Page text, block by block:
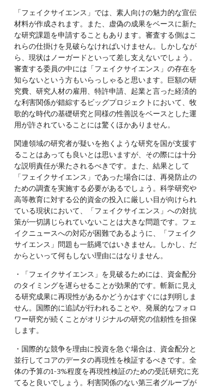
「フェイクサイエンス」では、素人向けの魅力的な宣伝
材料が作成されます。また、虚偽の成果をベースに新た
な研究課題を申請することもあります。審査する側はこ
れらの仕掛けを見破らなければいけません。しかしなが
ら、現状はノーガードといって差し支えないでしょう。
審査する委員の中には「フェイクサイエンス」の存在を
知らないという方もいらっしゃると思います。巨額の研
究費、研究人材の雇用、特許申請、起業と言った経済的
な利害関係が錯綜するビッグプロジェクトにおいて、牧
歌的な時代の基礎研究と同様の性善説をベースとした運
用が許されていることには驚くほかありません。
関連領域の研究者が疑いを抱くような研究を国が支援す
ることはあっても良いとは思いますが、その際には十分
な説明責任が果たされるべきです。また、結果として
「フェイクサイエンス」であった場合には、再発防止の
ための調査を実施する必要があるでしょう。科学研究や
高等教育に対する公的資金の投入に厳しい目が向けられ
ている現状において、「フェイクサイエンス」への対抗
策が一切講じられていないことは大きな問題です。フェ
イクニュースへの対応が困難であるように、「フェイク
サイエンス」問題も一筋縄ではいきません。しかし、だ
からといって何もしない理由にはなりません。
・「フェイクサイエンス」を見破るためには、資金配分
のタイミングを遅らせることが効果的です。斬新に見え
る研究成果に再現性があるかどうかはすぐには判明しま
せん。国際的に追試が行われることや、発展的なフォロ
ワー研究が続くことがオリジナルの研究の信頼性を担保
します。
・国際的な競争を理由に投資を急ぐ場合は、資金配分と
並行してコアのデータの再現性を検証するべきです。全
体の予算の1-3%程度を再現性検証のための受託研究に充
てると良いでしょう。利害関係のない第三者グループが